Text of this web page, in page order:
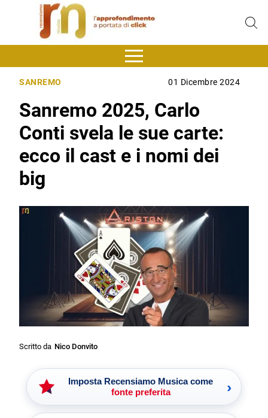
SANREMO 01 Dicembre 2024
Sanremo 2025, Carlo
Conti svela le sue carte:
ecco il cast e i nomi dei
big
Scritto da Nico Donvito
Imposta Recensiamo Musica come
fonte preferita
›